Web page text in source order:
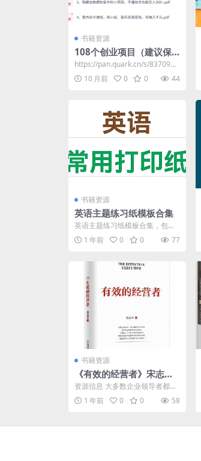
书籍资源
108个创业项目（建议保
存）提升思维
https://pan.quark.cn/s/8370921
325f3
10 月前 0 0 44
书籍资源
英语主题练习纸模板合集
英语主题练习纸模板合集，包括
阅读理解、自然拼读、高频词、
语法词汇等不同种类练习纸...
1 年前 0 0 77
书籍资源
《有效的经营者》宋志平
[经济管理] [pdf+全格式]
资源信息 大多数企业领导者都是
从基层一步一步地成长起来的，
对管理尤其是对管人管事...
1 年前 0 0 58